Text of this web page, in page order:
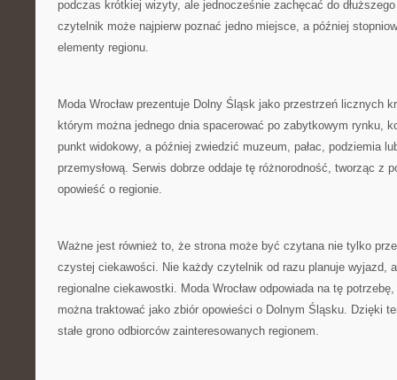
podczas krótkiej wizyty, ale jednocześnie zachęcać do
czytelnik może najpierw poznać jedno miejsce, a później
elementy regionu.
Moda Wrocław prezentuje Dolny Śląsk jako przestrzeń licznych
którym można jednego dnia spacerować po zabytkowym rynku,
punkt widokowy, a później zwiedzić muzeum, pałac, podziemia
przemysłową. Serwis dobrze oddaje tę różnorodność, tworząc z
opowieść o regionie.
Ważne jest również to, że strona może być czytana nie tylko
czystej ciekawości. Nie każdy czytelnik od razu planuje wyjazd,
regionalne ciekawostki. Moda Wrocław odpowiada na tę
można traktować jako zbiór opowieści o Dolnym Śląsku. Dzięki
stałe grono odbiorców zainteresowanych regionem.